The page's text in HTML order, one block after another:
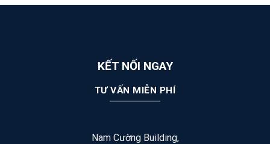
KẾT NỐI NGAY
TƯ VẤN MIỄN PHÍ
Nam Cường Building,